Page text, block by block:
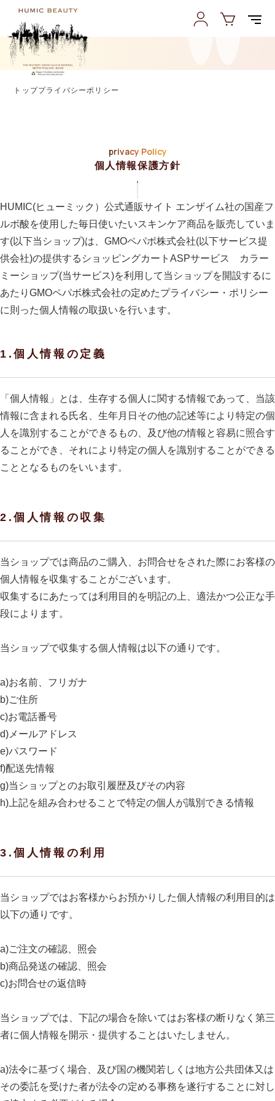
トッププライバシーポリシー
privacy Policy
個人情報保護方針
HUMIC(ヒューミック）公式通販サイト エンザイム社の国産フ
ルボ酸を使用した毎日使いたいスキンケア商品を販売していま
す(以下当ショップ)は、 GMOペパボ株式会社(以下サービス提
供会社)の提供するショッピングカートASPサービス
カラー
ミーショップ(当サービス)を利用して当ショップを開設するに
あたりGMOペパボ株式会社の定めたプライバシー・ポリシー
に則った個人情報の取扱いを行います。
1.個人情報の定義
「個人情報」とは、生存する個人に関する情報であって、当該
情報に含まれる氏名、生年月日その他の記述等により特定の個
人を識別することができるもの、及び他の情報と容易に照合す
ることができ、それにより特定の個人を識別することができる
こととなるものをいいます。
2.個人情報の収集
当ショップでは商品のご購入、お問合せをされた際にお客様の
個人情報を収集することがございます。
収集するにあたっては利用目的を明記の上、適法かつ公正な手
段によります。
当ショップで収集する個人情報は以下の通りです。
a)お名前、フリガナ
b)ご住所
c)お電話番号
d)メールアドレス
e)パスワード
f)配送先情報
g)当ショップとのお取引履歴及びその内容
h)上記を組み合わせることで特定の個人が識別できる情報
3.個人情報の利用
当ショップではお客様からお預かりした個人情報の利用目的は
以下の通りです。
a)ご注文の確認、照会
b)商品発送の確認、照会
c)お問合せの返信時
当ショップでは、下記の場合を除いてはお客様の断りなく第三
者に個人情報を開示・提供することはいたしません。
a)法令に基づく場合、及び国の機関若しくは地方公共団体又は
その委託を受けた者が法令の定める事務を遂行することに対し